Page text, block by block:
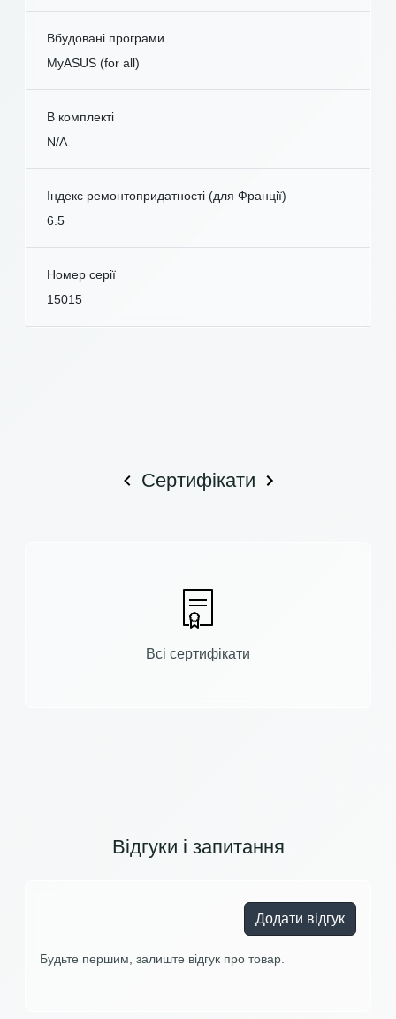
Вбудовані програми
MyASUS (for all)
В комплекті
N/A
Індекс ремонтопридатності (для Франції)
6.5
Номер серії
15015
Сертифікати
Всі сертифікати
Відгуки і запитання
Додати відгук
Будьте першим, залиште відгук про товар.